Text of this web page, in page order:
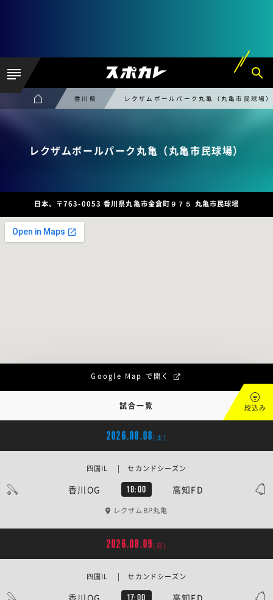
香川県 レクザムボールパーク丸亀（丸亀市民球場）
レクザムボールパーク丸亀（丸亀市民球場）
日本、〒763-0053 香川県丸亀市金倉町９７５ 丸亀市民球場
Google Map で開く
試合一覧 絞込み
2026.08.08 [土]
香川OG 18:00 高知FD
四国IL | セカンドシーズン
レクザムBP丸亀
2026.08.09 [日]
香川OG 17:00 高知FD
四国IL | セカンドシーズン